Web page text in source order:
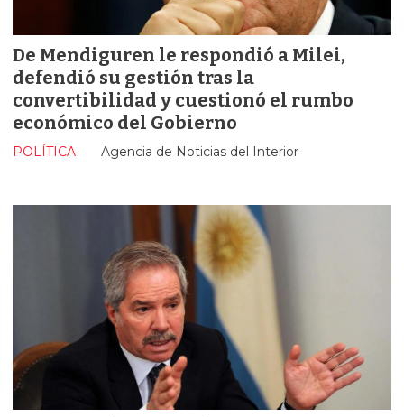
De Mendiguren le respondió a Milei,
defendió su gestión tras la
convertibilidad y cuestionó el rumbo
económico del Gobierno
Agencia de Noticias del Interior
POLÍTICA